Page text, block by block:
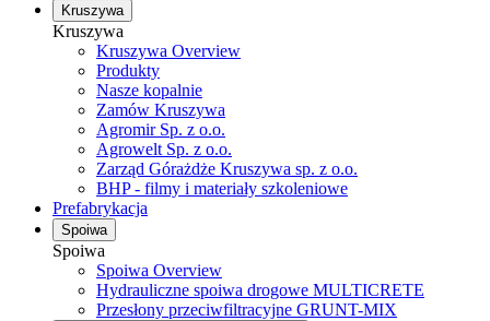
Kruszywa
Kruszywa
Kruszywa Overview
Produkty
Nasze kopalnie
Zamów Kruszywa
Agromir Sp. z o.o.
Agrowelt Sp. z o.o.
Zarząd Górażdże Kruszywa sp. z o.o.
BHP - filmy i materiały szkoleniowe
Prefabrykacja
Spoiwa
Spoiwa
Spoiwa Overview
Hydrauliczne spoiwa drogowe MULTICRETE
Przesłony przeciwfiltracyjne GRUNT-MIX